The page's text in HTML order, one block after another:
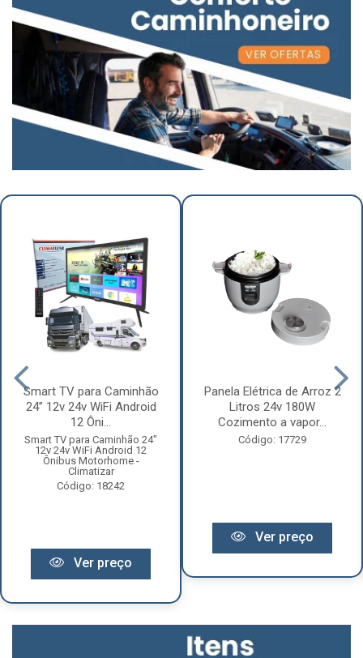
Smart TV para Caminhão
24” 12v 24v WiFi Android
12 Ôni...
Smart TV para Caminhão 24"
12v 24v WiFi Android 12
Ônibus Motorhome -
Climatizar
Código: 18242
Ver preço
Panela Elétrica de Arroz 2
Litros 24v 180W
Cozimento a vapor...
Código: 17729
Ver preço